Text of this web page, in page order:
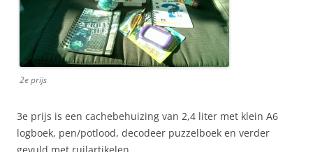
2e prijs
3e prijs is een cachebehuizing van 2,4 liter met klein A6
logboek, pen/potlood, decodeer puzzelboek en verder
gevuld met ruilartikelen.